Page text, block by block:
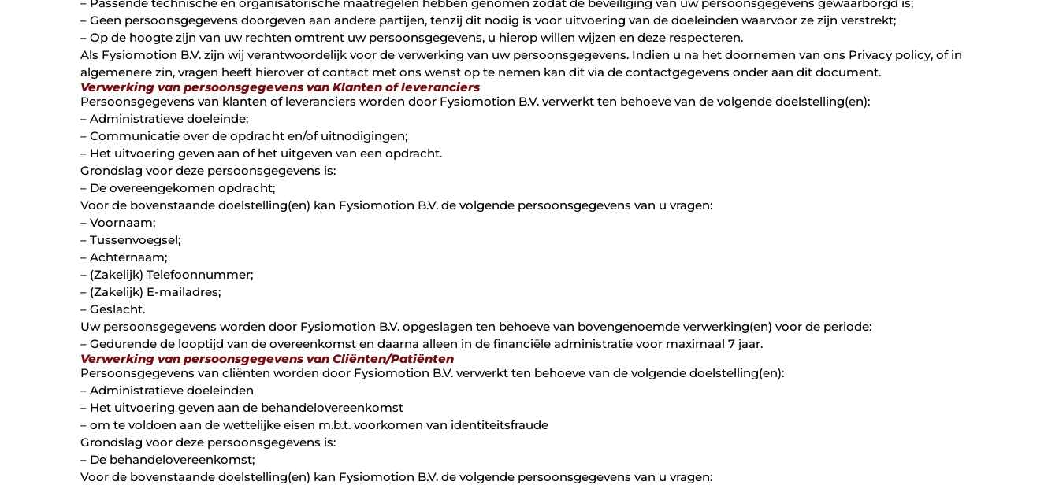
– Geen persoonsgegevens doorgeven aan andere partijen, tenzij dit nodig is voor uitvoering van de doeleinden waarvoor ze zijn verstrekt;
– Op de hoogte zijn van uw rechten omtrent uw persoonsgegevens, u hierop willen wijzen en deze respecteren.
Als Fysiomotion B.V. zijn wij verantwoordelijk voor de verwerking van uw persoonsgegevens. Indien u na het doornemen van ons Privacy policy, of in
algemenere zin, vragen heeft hierover of contact met ons wenst op te nemen kan dit via de contactgegevens onder aan dit document.
Verwerking van persoonsgegevens van Klanten of leveranciers
Persoonsgegevens van klanten of leveranciers worden door Fysiomotion B.V. verwerkt ten behoeve van de volgende doelstelling(en):
– Administratieve doeleinde;
– Communicatie over de opdracht en/of uitnodigingen;
– Het uitvoering geven aan of het uitgeven van een opdracht.
Grondslag voor deze persoonsgegevens is:
– De overeengekomen opdracht;
Voor de bovenstaande doelstelling(en) kan Fysiomotion B.V. de volgende persoonsgegevens van u vragen:
– Voornaam;
– Tussenvoegsel;
– Achternaam;
– (Zakelijk) Telefoonnummer;
– (Zakelijk) E-mailadres;
– Geslacht.
Uw persoonsgegevens worden door Fysiomotion B.V. opgeslagen ten behoeve van bovengenoemde verwerking(en) voor de periode:
– Gedurende de looptijd van de overeenkomst en daarna alleen in de financiële administratie voor maximaal 7 jaar.
Verwerking van persoonsgegevens van Cliënten/Patiënten
Persoonsgegevens van cliënten worden door Fysiomotion B.V. verwerkt ten behoeve van de volgende doelstelling(en):
– Administratieve doeleinden
– Het uitvoering geven aan de behandelovereenkomst
– om te voldoen aan de wettelijke eisen m.b.t. voorkomen van identiteitsfraude
Grondslag voor deze persoonsgegevens is:
– De behandelovereenkomst;
Voor de bovenstaande doelstelling(en) kan Fysiomotion B.V. de volgende persoonsgegevens van u vragen: